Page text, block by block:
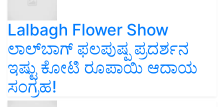
Lalbagh Flower Show
ಲಾಲ್‌ಬಾಗ್ ಫಲಪುಷ್ಪ ಪ್ರದರ್ಶನ
ಇಷ್ಟು ಕೋಟಿ ರೂಪಾಯಿ ಆದಾಯ
ಸಂಗ್ರಹ!